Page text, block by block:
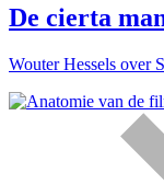
De cierta
Wouter Hessels over